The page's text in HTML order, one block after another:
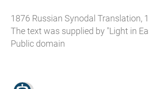
1876 Russian Synodal Translation,
The text was supplied by "Light in
Public domain